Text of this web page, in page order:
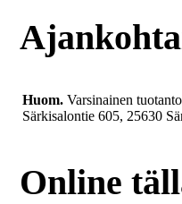
Huom. Varsinainen
Särkisalontie 605, 25630
Online